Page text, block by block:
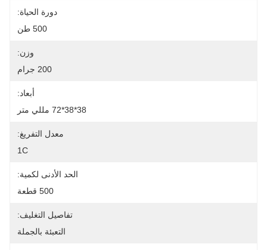
دورة الحياة:
500 طن
وزن:
200 جرام
أبعاد:
38*38*72 مللي متر
معدل التفريغ:
1C
الحد الأدنى لكمية:
500 قطعة
تفاصيل التغليف:
التعبئة بالجملة